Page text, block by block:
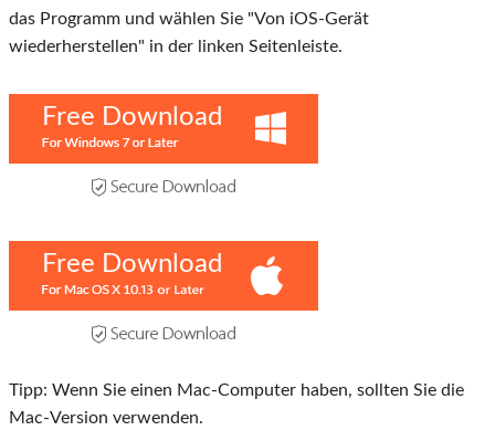
das Programm und wählen Sie "Von iOS-Gerät
wiederherstellen" in der linken Seitenleiste.
Free Download
Free Download
Tipp: Wenn Sie einen Mac-Computer haben, sollten Sie die
Mac-Version verwenden.